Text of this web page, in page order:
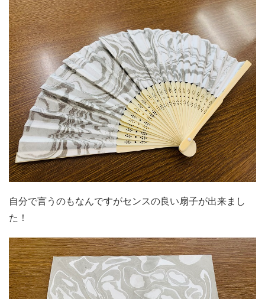
自分で言うのもなんですがセンスの良い扇子が出来まし
た！